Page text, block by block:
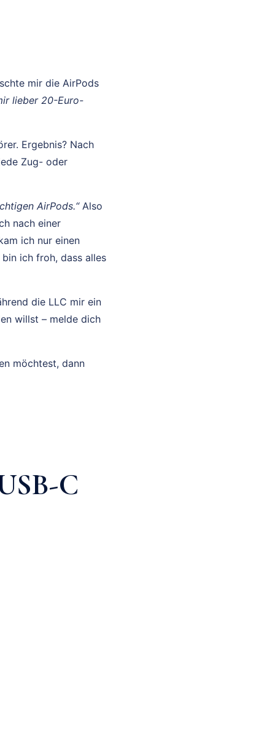
mir die AirPods
lieber 20-Euro-
Ergebnis? Nach
Zug- oder
AirPods.“Also
nach einer
ich nur einen
ich froh, dass alles
die LLC mir ein
willst – melde dich
möchtest, dann
C